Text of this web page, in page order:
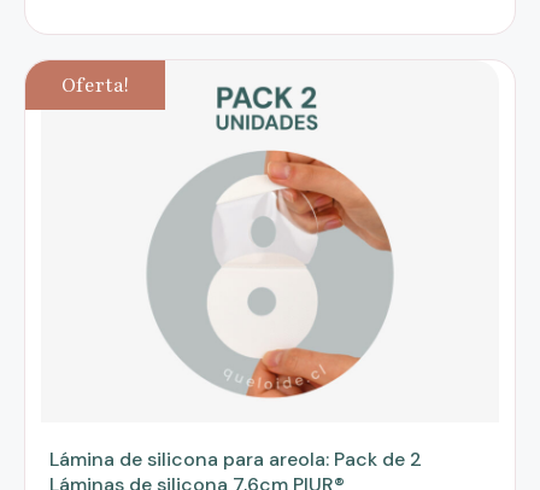
Oferta!
Lámina de silicona para areola: Pack de 2
Láminas de silicona 7,6cm PIUR®